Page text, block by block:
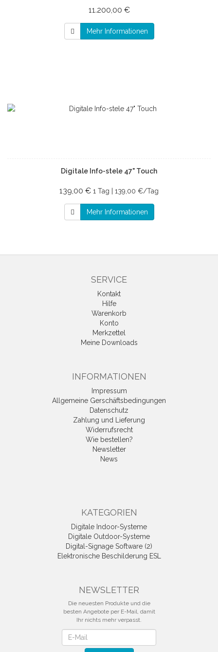
11.200,00 €
Mehr Informationen
Digitale Info-stele 47" Touch
139,00 € 1 Tag | 139,00 €/Tag
Mehr Informationen
SERVICE
Kontakt
Hilfe
Warenkorb
Konto
Merkzettel
Meine Downloads
INFORMATIONEN
Impressum
Allgemeine Gerschäftsbedingungen
Datenschutz
Zahlung und Lieferung
Widerrufsrecht
Wie bestellen?
Newsletter
News
KATEGORIEN
Digitale Indoor-Systeme
Digitale Outdoor-Systeme
Digital-Signage Software (2)
Elektronische Beschilderung ESL
NEWSLETTER
Die neuesten Produkte und die
besten Angebote per E-Mail, damit
Ihr nichts mehr verpasst.